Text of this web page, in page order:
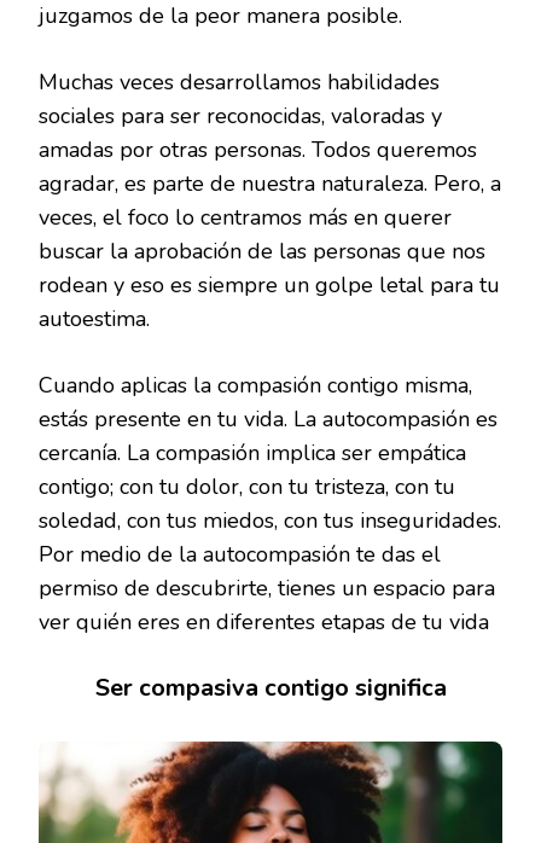
juzgamos de la peor manera posible.
Muchas veces desarrollamos habilidades
sociales para ser reconocidas, valoradas y
amadas por otras personas. Todos queremos
agradar, es parte de nuestra naturaleza. Pero, a
veces, el foco lo centramos más en querer
buscar la aprobación de las personas que nos
rodean y eso es siempre un golpe letal para tu
autoestima.
Cuando aplicas la compasión contigo misma,
estás presente en tu vida. La autocompasión es
cercanía. La compasión implica ser empática
contigo; con tu dolor, con tu tristeza, con tu
soledad, con tus miedos, con tus inseguridades.
Por medio de la autocompasión te das el
permiso de descubrirte, tienes un espacio para
ver quién eres en diferentes etapas de tu vida
Ser compasiva contigo significa